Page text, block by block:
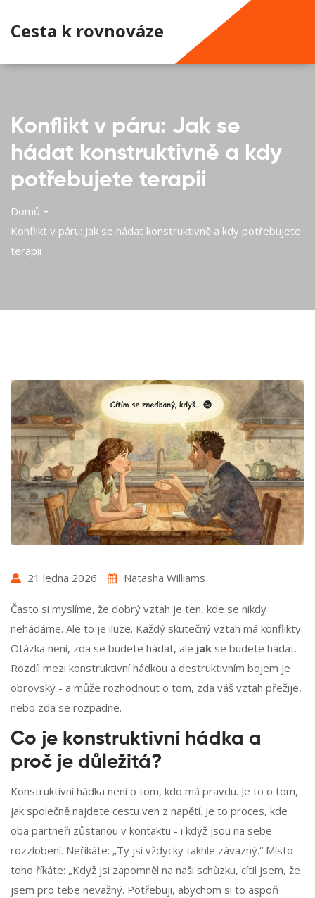
Cesta k rovnováze
Konflikt v páru: Jak se
hádat konstruktivně a kdy
potřebujete terapii
Domů
Konflikt v páru: Jak se hádat konstruktivně a kdy potřebujete
terapii
21 ledna 2026 Natasha Williams
Často si myslíme, že dobrý vztah je ten, kde se nikdy
nehádáme. Ale to je iluze. Každý skutečný vztah má konflikty.
Otázka není, zda se budete hádat, ale jak se budete hádat.
Rozdíl mezi konstruktivní hádkou a destruktivním bojem je
obrovský - a může rozhodnout o tom, zda váš vztah přežije,
nebo zda se rozpadne.
Co je konstruktivní hádka a
proč je důležitá?
Konstruktivní hádka není o tom, kdo má pravdu. Je to o tom,
jak společně najdete cestu ven z napětí. Je to proces, kde
oba partneři zůstanou v kontaktu - i když jsou na sebe
rozzlobení. Neříkáte: „Ty jsi vždycky takhle závazný.“ Místo
toho říkáte: „Když jsi zapomněl na naši schůzku, cítil jsem, že
jsem pro tebe nevažný. Potřebuji, abychom si to aspoň